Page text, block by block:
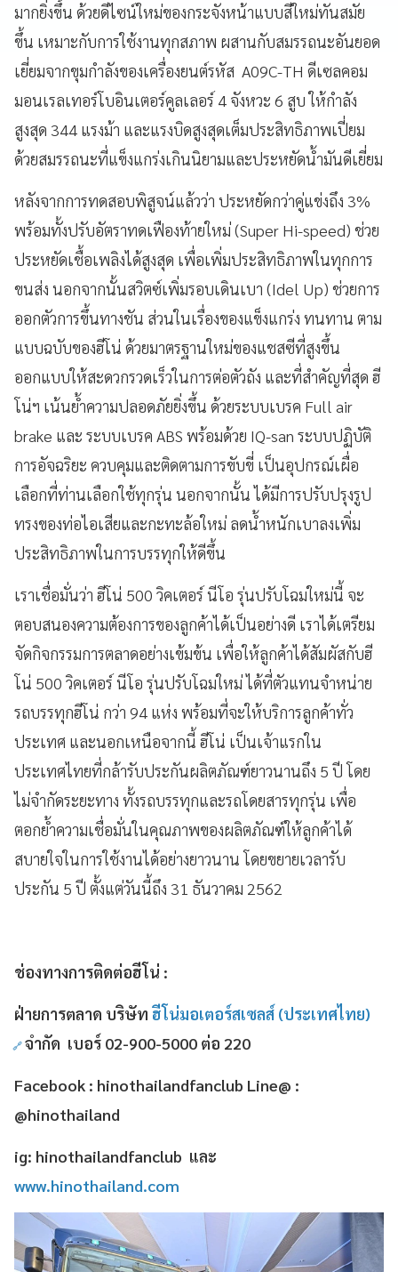
มากยิ่งขึ้น ด้วยดีไซน์ใหม่ของกระจังหน้าแบบสีใหม่ทันสมัย
ขึ้น เหมาะกับการใช้งานทุกสภาพ ผสานกับสมรรถนะอันยอด
เยี่ยมจากขุมกำลังของเครื่องยนต์รหัส A09C-TH ดีเซลคอม
มอนเรลเทอร์โบอินเตอร์คูลเลอร์ 4 จังหวะ 6 สูบ ให้กำลัง
สูงสุด 344 แรงม้า และแรงบิดสูงสุดเต็มประสิทธิภาพเปี่ยม
ด้วยสมรรถนะที่แข็งแกร่งเกินนิยามและประหยัดน้ำมันดีเยี่ยม
หลังจากการทดสอบพิสูจน์แล้วว่า ประหยัดกว่าคู่แข่งถึง 3%
พร้อมทั้งปรับอัตราทดเฟืองท้ายใหม่ (Super Hi-speed) ช่วย
ประหยัดเชื้อเพลิงได้สูงสุด เพื่อเพิ่มประสิทธิภาพในทุกการ
ขนส่ง นอกจากนั้นสวิตซ์เพิ่มรอบเดินเบา (Idel Up) ช่วยการ
ออกตัวการขึ้นทางชัน ส่วนในเรื่องของแข็งแกร่ง ทนทาน ตาม
แบบฉบับของฮีโน่ ด้วยมาตรฐานใหม่ของแชสซีที่สูงขึ้น
ออกแบบให้สะดวกรวดเร็วในการต่อตัวถัง และที่สำคัญที่สุด ฮี
โน่ฯ เน้นย้ำความปลอดภัยยิ่งขึ้น ด้วยระบบเบรค Full air
brake และ ระบบเบรค ABS พร้อมด้วย IQ-san ระบบปฏิบัติ
การอัจฉริยะ ควบคุมและติดตามการขับขี่ เป็นอุปกรณ์เผื่อ
เลือกที่ท่านเลือกใช้ทุกรุ่น นอกจากนั้น ได้มีการปรับปรุงรูป
ทรงของท่อไอเสียและกะทะล้อใหม่ ลดน้ำหนักเบาลงเพิ่ม
ประสิทธิภาพในการบรรทุกให้ดีขึ้น
เราเชื่อมั่นว่า ฮีโน่ 500 วิคเตอร์ นีโอ รุ่นปรับโฉมใหม่นี้ จะ
ตอบสนองความต้องการของลูกค้าได้เป็นอย่างดี เราได้เตรียม
จัดกิจกรรมการตลาดอย่างเข้มข้น เพื่อให้ลูกค้าได้สัมผัสกับฮี
โน่ 500 วิคเตอร์ นีโอ รุ่นปรับโฉมใหม่ ได้ที่ตัวแทนจำหน่าย
รถบรรทุกฮีโน่ กว่า 94 แห่ง พร้อมที่จะให้บริการลูกค้าทั่ว
ประเทศ และนอกเหนือจากนี้ ฮีโน่ เป็นเจ้าแรกใน
ประเทศไทยที่กล้ารับประกันผลิตภัณฑ์ยาวนานถึง 5 ปี โดย
ไม่จำกัดระยะทาง ทั้งรถบรรทุกและรถโดยสารทุกรุ่น เพื่อ
ตอกย้ำความเชื่อมั่นในคุณภาพของผลิตภัณฑ์ให้ลูกค้าได้
สบายใจในการใช้งานได้อย่างยาวนาน โดยขยายเวลารับ
ประกัน 5 ปี ตั้งแต่วันนี้ถึง 31 ธันวาคม 2562
ช่องทางการติดต่อฮีโน่ :
ฝ่ายการตลาด บริษัท ฮีโน่มอเตอร์สเซลส์ (ประเทศไทย)
จำกัด เบอร์ 02-900-5000 ต่อ 220
Facebook : hinothailandfanclub Line@ :
@hinothailand
ig: hinothailandfanclub และ
www.hinothailand.com